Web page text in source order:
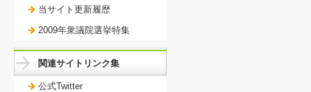
当サイト更新履歴
2009年衆議院選挙特集
関連サイトリンク集
公式Twitter